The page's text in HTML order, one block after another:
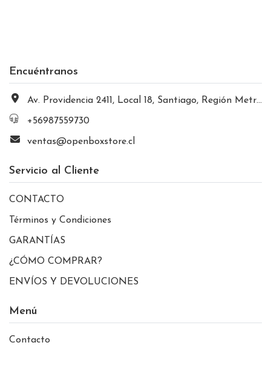
Encuéntranos
Av. Providencia 2411, Local 18, Santiago, Región Metropolitana, Chile
+56987559730
ventas@openboxstore.cl
Servicio al Cliente
CONTACTO
Términos y Condiciones
GARANTÍAS
¿CÓMO COMPRAR?
ENVÍOS Y DEVOLUCIONES
Menú
Contacto